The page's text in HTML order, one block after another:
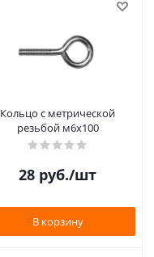
Кольцо с метрической
резьбой м6х100
28 руб./шт
В корзину